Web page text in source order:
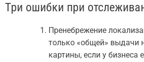
Три ошибки при
Пренебрежение
только «общей» выдачи
картины, если у бизнеса